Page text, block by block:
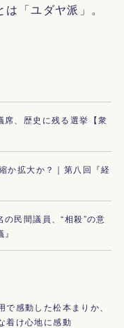
「ユダヤ派」。
席、歴史に残る選挙【衆
か拡大か？｜第八回『経
民間議員、“相殺”の意
感動した松本まりか、
着け心地に感動